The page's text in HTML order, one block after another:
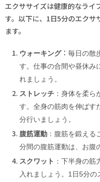
エクササイズは健康的なライ
す。以下に、1日5分のエクサ
ます。
ウォーキング： 毎日の散
す。仕事の合間や昼休み
れましょう。
ストレッチ：身体を柔ら
す。全身の筋肉を伸ばす
分行いましょう。
腹筋運動：腹筋を鍛える
分間の腹筋運動は、お腹
スクワット ：下半身の筋
入れましょう。1日5分